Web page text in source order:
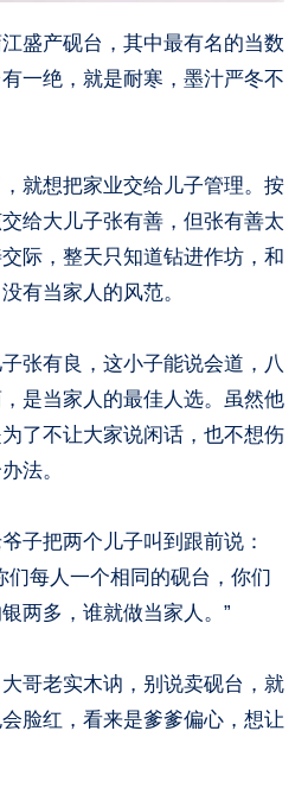
一绝，就是耐寒，墨汁严冬不
想把家业交给儿子管理。按
给大儿子张有善，但张有善太
际，整天只知道钻进作坊，和
有当家人的风范。
有良，这小子能说会道，八
是当家人的最佳人选。虽然他
了不让大家说闲话，也不想伤
法。
把两个儿子叫到跟前说：
们每人一个相同的砚台，你们
两多，谁就做当家人。”
老实木讷，别说卖砚台，就
脸红，看来是爹爹偏心，想让